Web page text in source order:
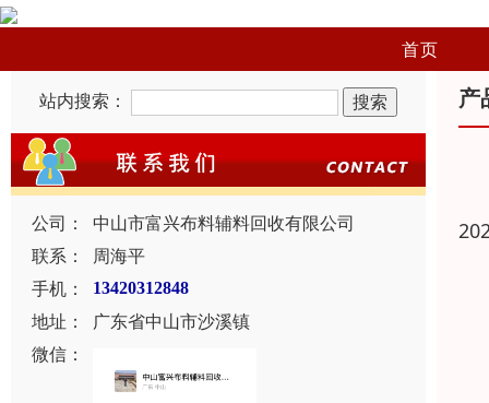
首页
站内搜索：
公司：
中山市富兴布料辅料回收有限公司
联系：
周海平
手机：
13420312848
地址：
广东省中山市沙溪镇
微信：
产